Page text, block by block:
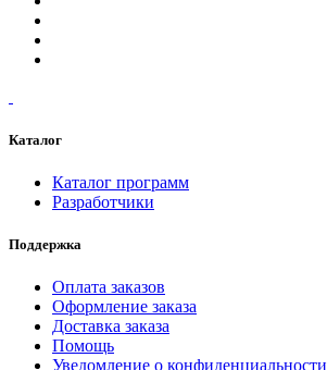
Каталог
Каталог программ
Разработчики
Поддержка
Оплата заказов
Оформление заказа
Доставка заказа
Помощь
Уведомление о конфиденциальности